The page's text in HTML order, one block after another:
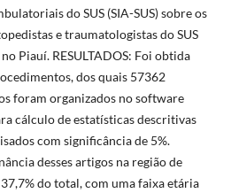
do SUS (SIA-SUS) sobre os
e traumatologistas do SUS
Piauí. RESULTADOS: Foi obtida
dos quais 57362
foram organizados no software
cálculo de estatísticas descritivas
com significância de 5%.
desses artigos na região de
do total, com uma faixa etária